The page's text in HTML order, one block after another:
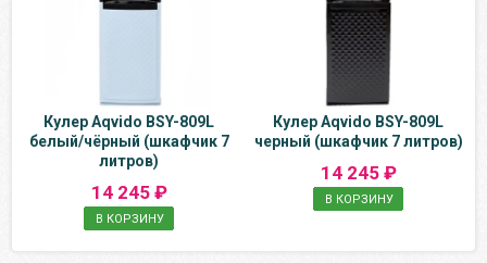
Кулер Aqvido BSY-809L
белый/чёрный (шкафчик 7
литров)
14 245 ₽
В КОРЗИНУ
Кулер Aqvido BSY-809L
черный (шкафчик 7 литров)
14 245 ₽
В КОРЗИНУ